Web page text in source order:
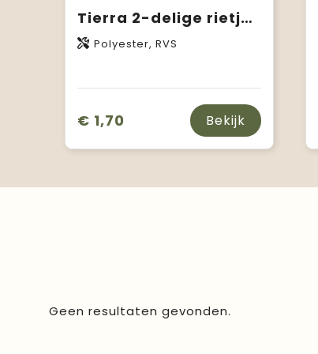
Tierra 2-delige rietjes- en bestekset
Polyester, RVS
€ 1,70 Bekijk
Geen resultaten gevonden.